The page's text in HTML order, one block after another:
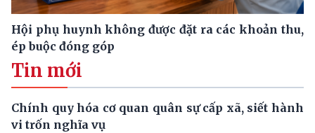
Hội phụ huynh không được đặt ra các khoản thu,
ép buộc đóng góp
Tin mới
Chính quy hóa cơ quan quân sự cấp xã, siết hành
vi trốn nghĩa vụ